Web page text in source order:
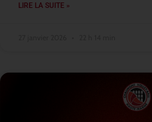
LIRE LA SUITE »